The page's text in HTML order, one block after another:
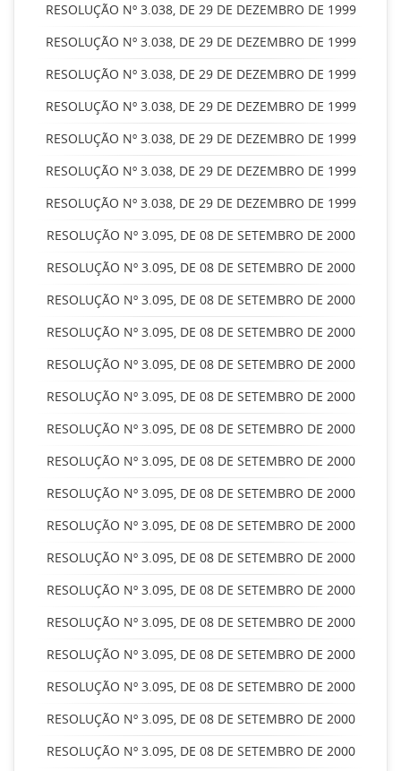
RESOLUÇÃO Nº 3.038, DE 29 DE DEZEMBRO DE 1999
RESOLUÇÃO Nº 3.038, DE 29 DE DEZEMBRO DE 1999
RESOLUÇÃO Nº 3.038, DE 29 DE DEZEMBRO DE 1999
RESOLUÇÃO Nº 3.038, DE 29 DE DEZEMBRO DE 1999
RESOLUÇÃO Nº 3.038, DE 29 DE DEZEMBRO DE 1999
RESOLUÇÃO Nº 3.038, DE 29 DE DEZEMBRO DE 1999
RESOLUÇÃO Nº 3.038, DE 29 DE DEZEMBRO DE 1999
RESOLUÇÃO Nº 3.095, DE 08 DE SETEMBRO DE 2000
RESOLUÇÃO Nº 3.095, DE 08 DE SETEMBRO DE 2000
RESOLUÇÃO Nº 3.095, DE 08 DE SETEMBRO DE 2000
RESOLUÇÃO Nº 3.095, DE 08 DE SETEMBRO DE 2000
RESOLUÇÃO Nº 3.095, DE 08 DE SETEMBRO DE 2000
RESOLUÇÃO Nº 3.095, DE 08 DE SETEMBRO DE 2000
RESOLUÇÃO Nº 3.095, DE 08 DE SETEMBRO DE 2000
RESOLUÇÃO Nº 3.095, DE 08 DE SETEMBRO DE 2000
RESOLUÇÃO Nº 3.095, DE 08 DE SETEMBRO DE 2000
RESOLUÇÃO Nº 3.095, DE 08 DE SETEMBRO DE 2000
RESOLUÇÃO Nº 3.095, DE 08 DE SETEMBRO DE 2000
RESOLUÇÃO Nº 3.095, DE 08 DE SETEMBRO DE 2000
RESOLUÇÃO Nº 3.095, DE 08 DE SETEMBRO DE 2000
RESOLUÇÃO Nº 3.095, DE 08 DE SETEMBRO DE 2000
RESOLUÇÃO Nº 3.095, DE 08 DE SETEMBRO DE 2000
RESOLUÇÃO Nº 3.095, DE 08 DE SETEMBRO DE 2000
RESOLUÇÃO Nº 3.095, DE 08 DE SETEMBRO DE 2000